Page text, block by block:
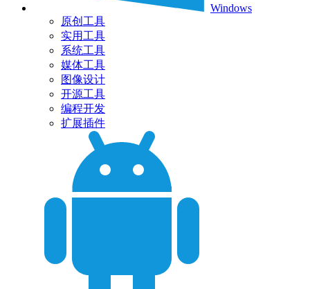
Windows
原创工具
实用工具
系统工具
媒体工具
图像设计
开源工具
编程开发
扩展插件